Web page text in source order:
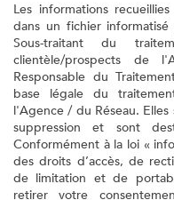
Les informations
dans un fichier
Sous-traitant du
clientèle/prospects de
Responsable du
base légale du
l'Agence / du Réseau.
suppression et sont
Conformément à la loi «
des droits d’accès, de
de limitation et de
retirer votre